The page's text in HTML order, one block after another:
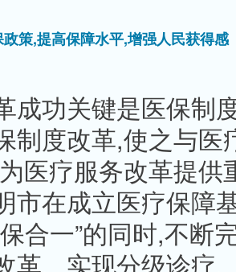
策,提高保障水平,增强人民获得感
成功关键是医保制
制度改革,使之与医
医疗服务改革提供
市在成立医疗保障
合一”的同时,不断
革、实现分级诊疗